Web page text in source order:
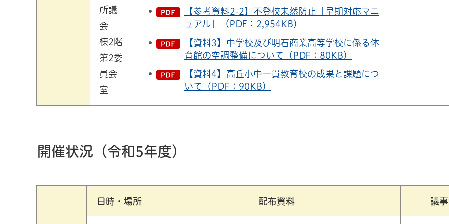
所議
会
棟2階
第2委
員会
室
【参考資料2-2】不登校未然防止「早期対応マニ
ュアル」（PDF：2,954KB）
【資料3】中学校及び明石商業高等学校に係る体
育館の空調整備について（PDF：80KB）
【資料4】高丘小中一貫教育校の成果と課題につ
いて（PDF：90KB）
開催状況（令和5年度）
日時・場所 配布資料 議